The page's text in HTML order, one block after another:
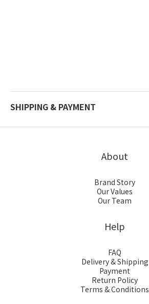
SHIPPING & PAYMENT
About
Brand Story
Our Values
Our Team
Help
FAQ
Delivery & Shipping
Payment
Return Policy
Terms & Conditions